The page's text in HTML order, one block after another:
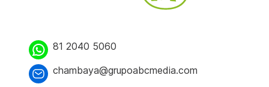
81 2040 5060
chambaya@grupoabcmedia.com